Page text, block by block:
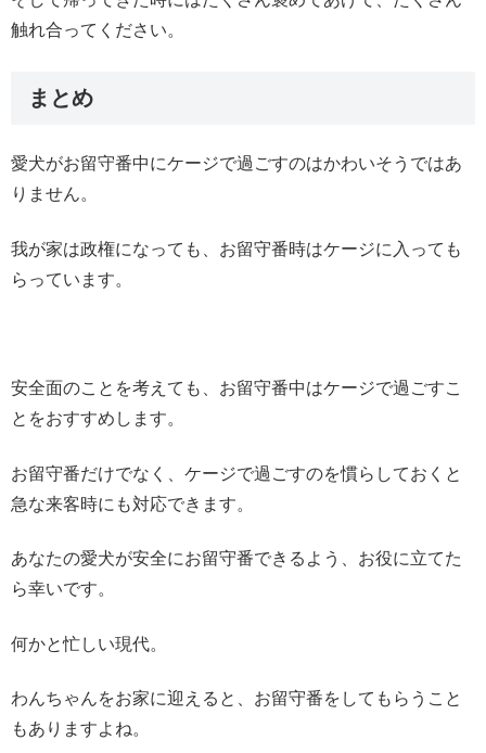
触れ合ってください。
まとめ
愛犬がお留守番中にケージで過ごすのはかわいそうではあ
りません。
我が家は政権になっても、お留守番時はケージに入っても
らっています。
安全面のことを考えても、お留守番中はケージで過ごすこ
とをおすすめします。
お留守番だけでなく、ケージで過ごすのを慣らしておくと
急な来客時にも対応できます。
あなたの愛犬が安全にお留守番できるよう、お役に立てた
ら幸いです。
何かと忙しい現代。
わんちゃんをお家に迎えると、お留守番をしてもらうこと
もありますよね。